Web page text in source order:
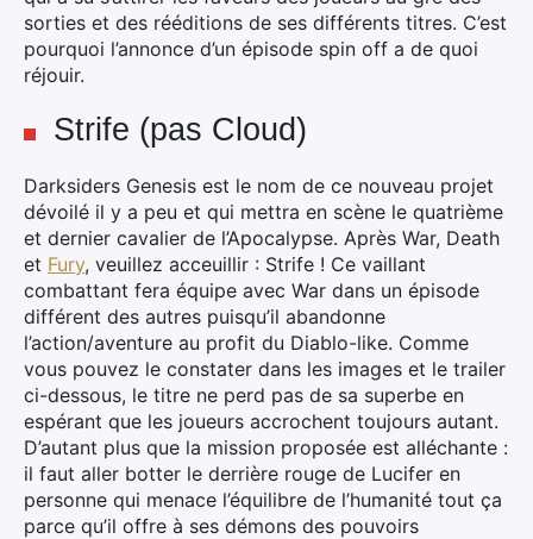
sorties et des rééditions de ses différents titres. C’est
pourquoi l’annonce d’un épisode spin off a de quoi
réjouir.
Strife (pas Cloud)
Darksiders Genesis est le nom de ce nouveau projet
dévoilé il y a peu et qui mettra en scène le quatrième
et dernier cavalier de l’Apocalypse. Après War, Death
et Fury, veuillez acceuillir : Strife ! Ce vaillant
combattant fera équipe avec War dans un épisode
différent des autres puisqu’il abandonne
l’action/aventure au profit du Diablo-like. Comme
vous pouvez le constater dans les images et le trailer
ci-dessous, le titre ne perd pas de sa superbe en
espérant que les joueurs accrochent toujours autant.
D’autant plus que la mission proposée est alléchante :
il faut aller botter le derrière rouge de Lucifer en
personne qui menace l’équilibre de l’humanité tout ça
parce qu’il offre à ses démons des pouvoirs